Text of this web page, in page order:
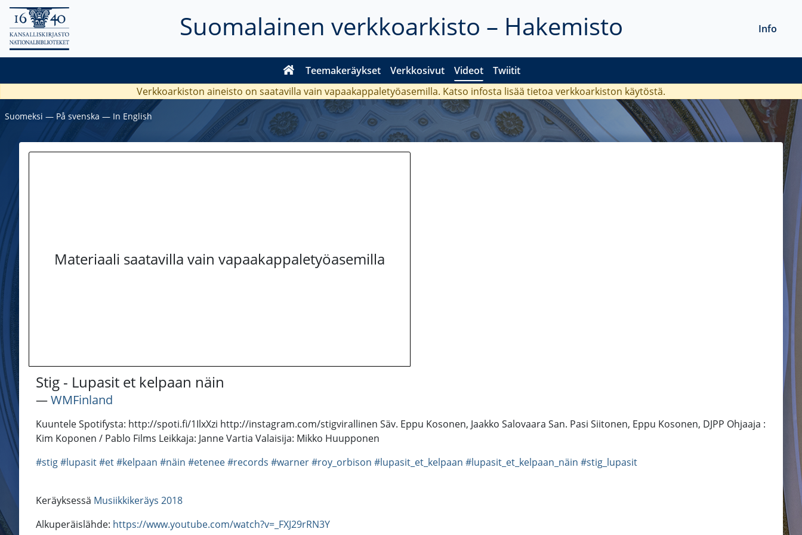
Suomalainen verkkoarkisto – Hakemisto
Teemakeräykset Verkkosivut Videot Twiitit
Info
Verkkoarkiston aineisto on saatavilla vain vapaakappaletyöasemilla. Katso infosta lisää tietoa verkkoarkiston käytöstä.
Suomeksi ― På svenska ― In English
Materiaali saatavilla vain vapaakappaletyöasemilla
Stig - Lupasit et kelpaan näin
―WMFinland
Kuuntele Spotifysta: http://spoti.fi/1IlxXzi http://instagram.com/stigvirallinen Säv. Eppu Kosonen, Jaakko Salovaara San. Pasi Siitonen, Eppu Kosonen, DJPP Ohjaaja :
Kim Koponen / Pablo Films Leikkaja: Janne Vartia Valaisija: Mikko Huupponen
#stig#lupasit#et#kelpaan #näin #etenee#records #warner#roy_orbison #lupasit_et_kelpaan #lupasit_et_kelpaan_näin #stig_lupasit
Keräyksessä Musiikkikeräys 2018
Alkuperäislähde: https://www.youtube.com/watch?v=_FXJ29rRN3Y